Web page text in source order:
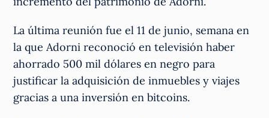
La última reunión fue el 11 de junio, semana en
la que Adorni reconoció en televisión haber
ahorrado 500 mil dólares en negro para
justificar la adquisición de inmuebles y viajes
gracias a una inversión en bitcoins.